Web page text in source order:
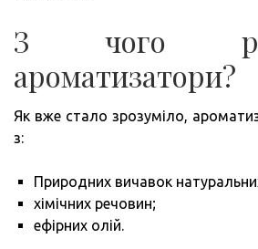
З чого
ароматизатори?
Як вже стало зрозуміло,
з:
Природних вичавок
хімічних речовин;
ефірних олій.